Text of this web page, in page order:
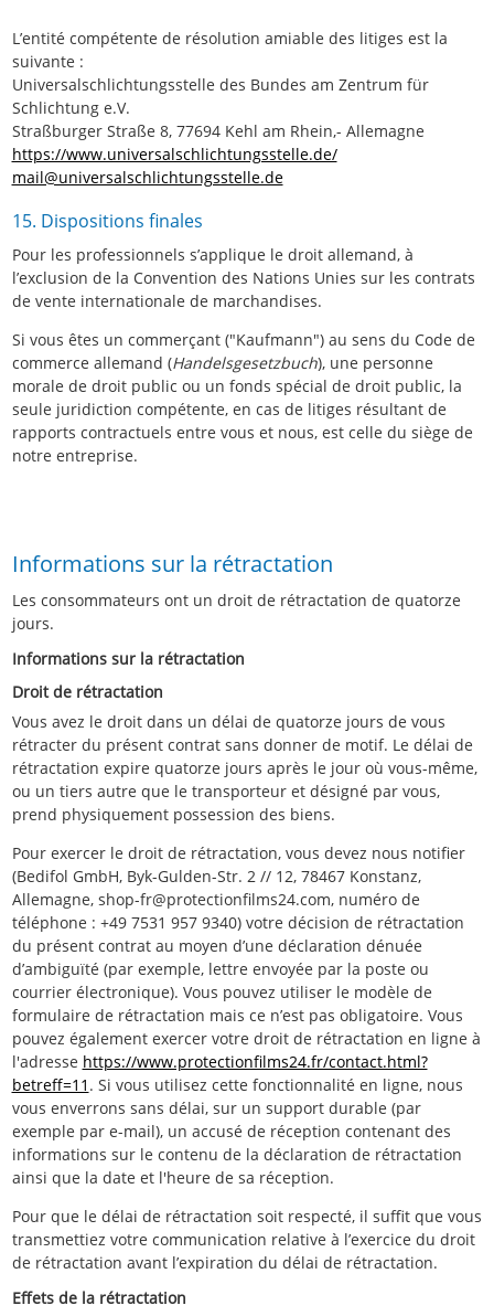
L’entité compétente de résolution amiable des litiges est la
suivante :
Universalschlichtungsstelle des Bundes am Zentrum für
Schlichtung e.V.
Straßburger Straße 8, 77694 Kehl am Rhein,- Allemagne
https://www.universalschlichtungsstelle.de/
mail@universalschlichtungsstelle.de
15. Dispositions finales
Pour les professionnels s’applique le droit allemand, à
l’exclusion de la Convention des Nations Unies sur les contrats
de vente internationale de marchandises.
Si vous êtes un commerçant ("Kaufmann") au sens du Code de
commerce allemand (Handelsgesetzbuch), une personne
morale de droit public ou un fonds spécial de droit public, la
seule juridiction compétente, en cas de litiges résultant de
rapports contractuels entre vous et nous, est celle du siège de
notre entreprise.
Informations sur la rétractation
Les consommateurs ont un droit de rétractation de quatorze
jours.
Informations sur la rétractation
Droit de rétractation
Vous avez le droit dans un délai de quatorze jours de vous
rétracter du présent contrat sans donner de motif. Le délai de
rétractation expire quatorze jours après le jour où vous-même,
ou un tiers autre que le transporteur et désigné par vous,
prend physiquement possession des biens.
Pour exercer le droit de rétractation, vous devez nous notifier
(Bedifol GmbH, Byk-Gulden-Str. 2 // 12, 78467 Konstanz,
Allemagne, shop-fr@protectionfilms24.com, numéro de
téléphone : +49 7531 957 9340) votre décision de rétractation
du présent contrat au moyen d’une déclaration dénuée
d’ambiguïté (par exemple, lettre envoyée par la poste ou
courrier électronique). Vous pouvez utiliser le modèle de
formulaire de rétractation mais ce n’est pas obligatoire. Vous
pouvez également exercer votre droit de rétractation en ligne à
l'adresse https://www.protectionfilms24.fr/contact.html?
betreff=11 . Si vous utilisez cette fonctionnalité en ligne, nous
vous enverrons sans délai, sur un support durable (par
exemple par e-mail), un accusé de réception contenant des
informations sur le contenu de la déclaration de rétractation
ainsi que la date et l'heure de sa réception.
Pour que le délai de rétractation soit respecté, il suffit que vous
transmettiez votre communication relative à l’exercice du droit
de rétractation avant l’expiration du délai de rétractation.
Effets de la rétractation